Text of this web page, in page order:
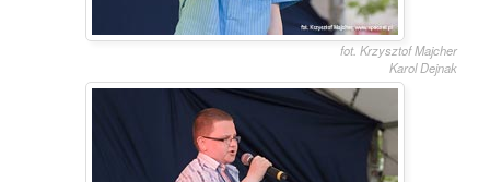
fot. Krzysztof Majcher
Karol Dejnak